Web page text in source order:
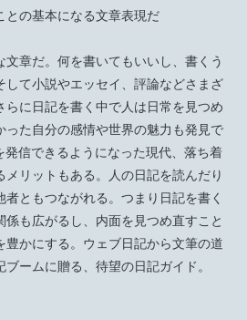
との基本になる文章表現だ
文章だ。何を書いてもいいし、書くう
して小説やエッセイ、評論などさまざ
らに日記を書く中で人は日常を見つめ
った自分の感情や世界の魅力も発見で
発信できるようになった現代、落ち着
リットもある。人の日記を読んだり
ともつながれる。つまり日記を書く
係も広がるし、内面を見つめ直すこと
かにする。ウェブ日記から文筆の道
ームに贈る、待望の日記ガイド。